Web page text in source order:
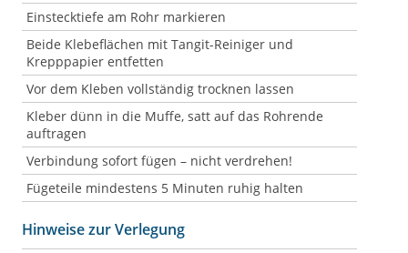
Einstecktiefe am Rohr markieren
Beide Klebeflächen mit Tangit-Reiniger und
Krepppapier entfetten
Vor dem Kleben vollständig trocknen lassen
Kleber dünn in die Muffe, satt auf das Rohrende
auftragen
Verbindung sofort fügen – nicht verdrehen!
Fügeteile mindestens 5 Minuten ruhig halten
Hinweise zur Verlegung